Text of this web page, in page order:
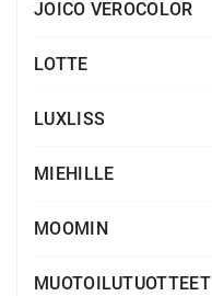
JOICO VEROCOLOR
LOTTE
LUXLISS
MIEHILLE
MOOMIN
MUOTOILUTUOTTEET